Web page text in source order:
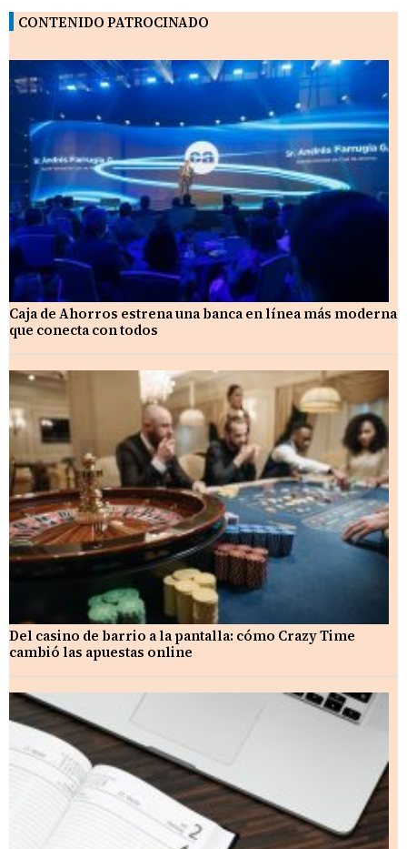
CONTENIDO PATROCINADO
Caja de Ahorros estrena una banca en línea más moderna
que conecta con todos
Del casino de barrio a la pantalla: cómo Crazy Time
cambió las apuestas online